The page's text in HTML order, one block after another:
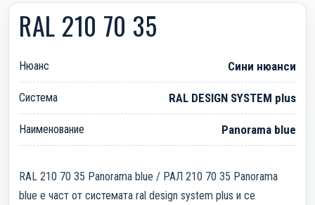
RAL 210 70 35
Нюанс Сини нюанси
Система RAL DESIGN SYSTEM plus
Наименование Panorama blue
RAL 210 70 35 Panorama blue / РАЛ 210 70 35 Panorama
blue е част от системата ral design system plus и се